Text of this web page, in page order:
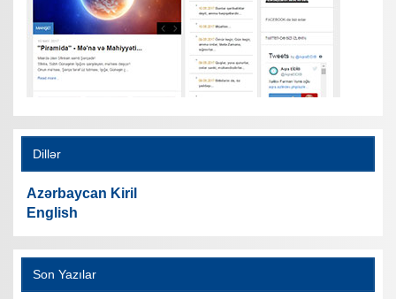
Dillər
Azərbaycan Kiril
English
Son Yazılar